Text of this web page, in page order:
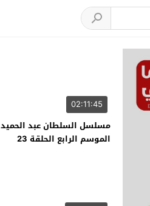
02:11:45
مسلسل السلطان عبد الحميد
الموسم الرابع الحلقة 23